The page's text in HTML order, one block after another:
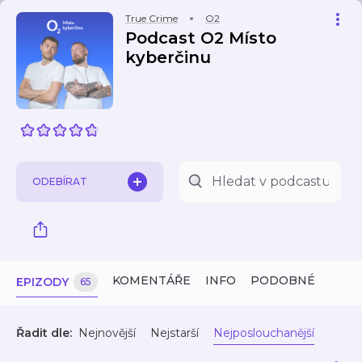
True Crime O2
Podcast O2 Místo
kyberčinu
ODEBÍRAT
EPIZODY 65 KOMENTÁŘE INFO PODOBNÉ
Řadit dle: Nejnovější Nejstarší Nejposlouchanější